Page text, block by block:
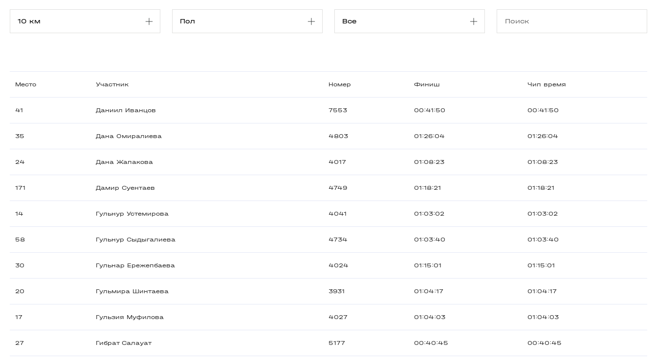
Место Участник Номер Финиш Чип время
41 Даниил Иванцов 7553 00:41:50 00:41:50
35 Дана Омиралиева 4803 01:26:04 01:26:04
24 Дана Жапакова 4017 01:08:23 01:08:23
171 Дамир Суентаев 4749 01:18:21 01:18:21
14 Гульнур Устемирова 4041 01:03:02 01:03:02
58 Гульнур Сыдыгалиева 4734 01:03:40 01:03:40
30 Гульнар Ережепбаева 4024 01:15:01 01:15:01
20 Гульмира Шинтаева 3931 01:04:17 01:04:17
17 Гульзия Муфилова 4027 01:04:03 01:04:03
27 Гибрат Салауат 5177 00:40:45 00:40:45